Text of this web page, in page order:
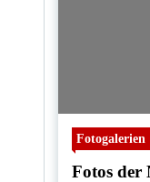
Fotogalerien
Fotos der